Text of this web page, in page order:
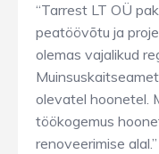
“Tarrest LT OÜ
peatöövõtu ja
olemas vajalikud
olevatel hoonetel.
töökogemus
renoveerimise alal.”